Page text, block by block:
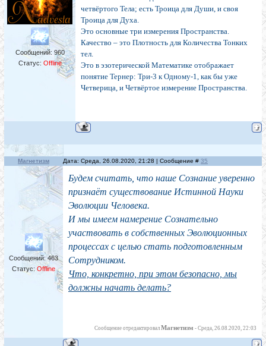
Сообщений: 960
Статус: Offline
четвёртого Тела; есть Троица для Души, и своя
Троица для Духа.
Это основные три измерения Пространства.
Качество – это Плотность для Количества Тонких
тел.
Это в эзотерической Математике отображает
понятие Тернер: Три-3 к Одному-1, как бы уже
Четверица, и Четвёртое измерение Пространства.
Магнетизм Дата: Среда, 26.08.2020, 21:28 | Сообщение # 35
Сообщений:463
Статус: Offline
Будем считать, что наше Сознание уверенно
признаёт существование Истинной Науки
Эволюции Человека.
И мы имеем намерение Сознательно
участвовать в собственных Эволюционных
процессах с целью стать подготовленным
Сотрудником.
Что, конкретно, при этом безопасно, мы
должны начать делать?
Сообщение отредактировал Магнетизм - Среда, 26.08.2020, 22:03